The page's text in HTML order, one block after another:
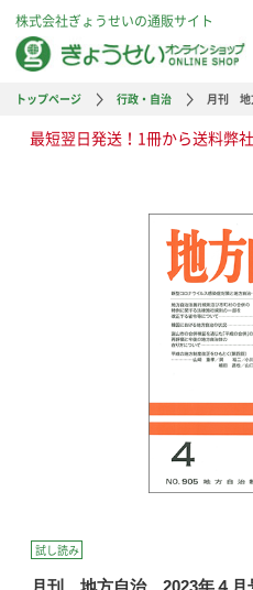
株式会社ぎょうせいの通販サイト
トップページ 行政・自治 月刊 地
最短翌日発送！1冊から送料弊
試し読み
月刊 地方自治 2023年４月